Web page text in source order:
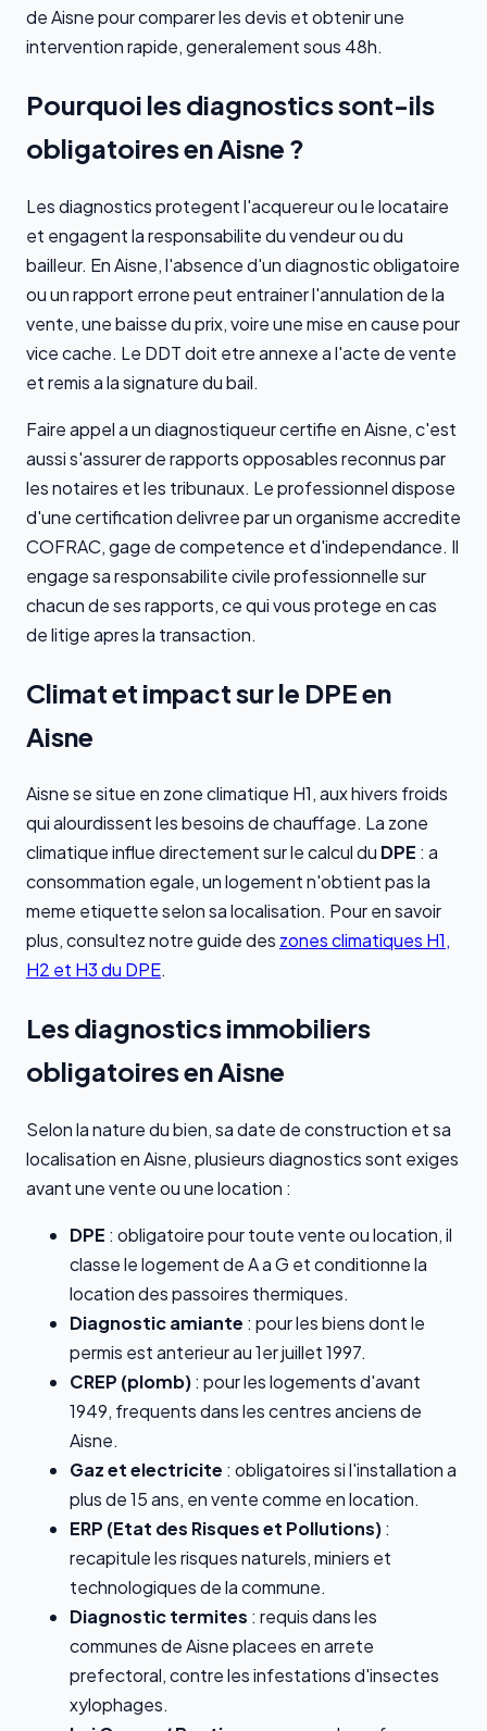
de Aisne pour comparer les devis et obtenir une
intervention rapide, generalement sous 48h.
Pourquoi les diagnostics sont-ils
obligatoires en Aisne ?
Les diagnostics protegent l'acquereur ou le locataire
et engagent la responsabilite du vendeur ou du
bailleur. En Aisne, l'absence d'un diagnostic obligatoire
ou un rapport errone peut entrainer l'annulation de la
vente, une baisse du prix, voire une mise en cause pour
vice cache. Le DDT doit etre annexe a l'acte de vente
et remis a la signature du bail.
Faire appel a un diagnostiqueur certifie en Aisne, c'est
aussi s'assurer de rapports opposables reconnus par
les notaires et les tribunaux. Le professionnel dispose
d'une certification delivree par un organisme accredite
COFRAC, gage de competence et d'independance. Il
engage sa responsabilite civile professionnelle sur
chacun de ses rapports, ce qui vous protege en cas
de litige apres la transaction.
Climat et impact sur le DPE en
Aisne
Aisne se situe en zone climatique H1, aux hivers froids
qui alourdissent les besoins de chauffage. La zone
climatique influe directement sur le calcul du DPE : a
consommation egale, un logement n'obtient pas la
meme etiquette selon sa localisation. Pour en savoir
plus, consultez notre guide des zones climatiques H1,
H2 et H3 du DPE.
Les diagnostics immobiliers
obligatoires en Aisne
Selon la nature du bien, sa date de construction et sa
localisation en Aisne, plusieurs diagnostics sont exiges
avant une vente ou une location :
DPE : obligatoire pour toute vente ou location, il
classe le logement de A a G et conditionne la
location des passoires thermiques.
Diagnostic amiante : pour les biens dont le
permis est anterieur au 1er juillet 1997.
CREP (plomb): pour les logements d'avant
1949, frequents dans les centres anciens de
Aisne.
Gaz et electricite : obligatoires si l'installation a
plus de 15 ans, en vente comme en location.
ERP (Etat des Risques et Pollutions):
recapitule les risques naturels, miniers et
technologiques de la commune.
Diagnostic termites : requis dans les
communes de Aisne placees en arrete
prefectoral, contre les infestations d'insectes
xylophages.